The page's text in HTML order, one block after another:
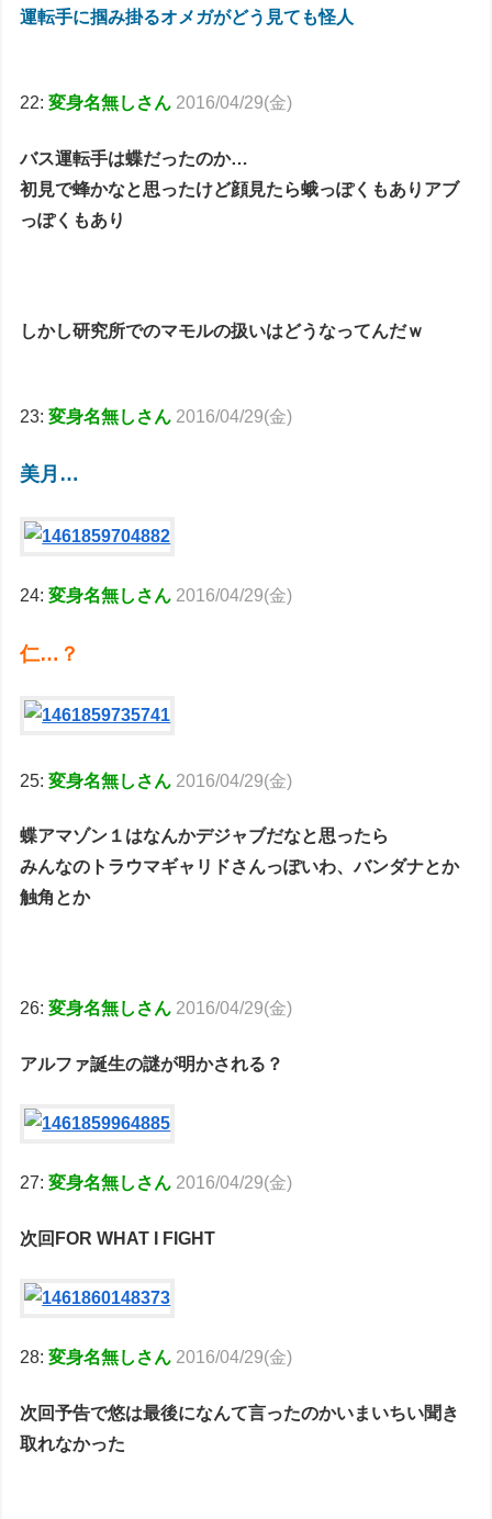
運転手に掴み掛るオメガがどう見ても怪人
22:変身名無しさん 2016/04/29(金)
バス運転手は蝶だったのか…
初見で蜂かなと思ったけど顔見たら蛾っぽくもありアブ
っぽくもあり
しかし研究所でのマモルの扱いはどうなってんだｗ
23:変身名無しさん 2016/04/29(金)
美月…
24:変身名無しさん 2016/04/29(金)
仁…？
25:変身名無しさん 2016/04/29(金)
蝶アマゾン１はなんかデジャブだなと思ったら
みんなのトラウマギャリドさんっぽいわ、バンダナとか
触角とか
26:変身名無しさん 2016/04/29(金)
アルファ誕生の謎が明かされる？
27:変身名無しさん 2016/04/29(金)
次回FOR WHAT I FIGHT
28:変身名無しさん 2016/04/29(金)
次回予告で悠は最後になんて言ったのかいまいちい聞き
取れなかった